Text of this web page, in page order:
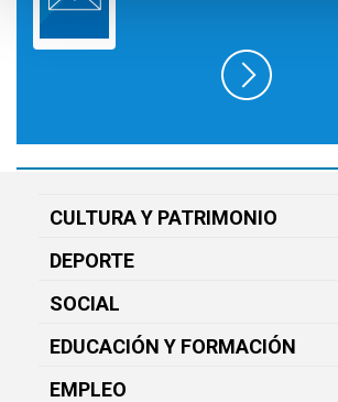
CULTURA Y PATRIMONIO
DEPORTE
SOCIAL
EDUCACIÓN Y FORMACIÓN
EMPLEO